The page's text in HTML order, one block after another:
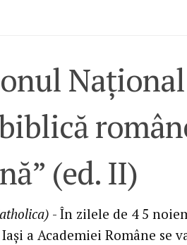
(ed. II)
- În zilele de 4 5
a Academiei Române se